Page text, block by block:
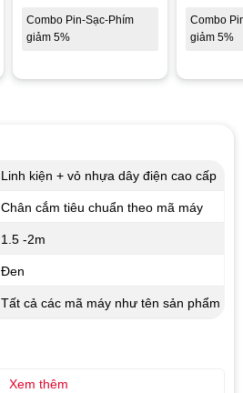
Combo Pin-Sạc-Phím
giảm 5%
Combo
giảm 5%
Linh kiện + vỏ nhựa dây điện cao cấp
Chân cắm tiêu chuẩn theo mã máy
1.5 -2m
Đen
Tất cả các mã máy như tên sản phẩm
Xem thêm